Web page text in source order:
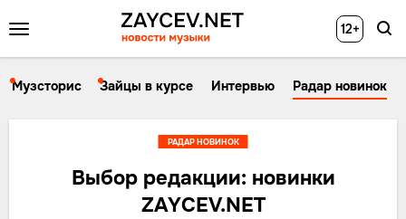
12+
Музсторис Зайцы в курсе Интервью Радар новинок
Выбор редакции: новинки
ZAYCEV.NET
РАДАР НОВИНОК